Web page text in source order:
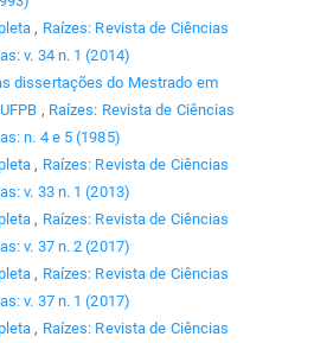
, Raízes: Revista de Ciências
v. 34 n. 1 (2014)
dissertações do Mestrado em
, Raízes: Revista de Ciências
n. 4 e 5 (1985)
, Raízes: Revista de Ciências
v. 33 n. 1 (2013)
, Raízes: Revista de Ciências
v. 37 n. 2 (2017)
, Raízes: Revista de Ciências
v. 37 n. 1 (2017)
, Raízes: Revista de Ciências